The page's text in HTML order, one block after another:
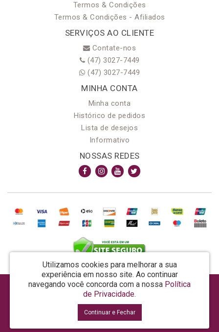
Termos & Condições
Termos & Condições - Afiliados
SERVIÇOS AO CLIENTE
Contate-nos
(47) 3027-7449
(47) 3027-7449
MINHA CONTA
Minha conta
Histórico de pedidos
Lista de desejos
Informativo
NOSSAS REDES
Utilizamos cookies para melhorar a sua
experiência em nosso site. Ao continuar
navegando você concorda com a nossa Política
de Privacidade.
Continuar e Fechar
AROMA & MAGIA MANUF DE PROD COSMECEUTICOS LTDA EPP - CNPJ: 81.362.295/0001-48
Rua da Prosperidade, 480 - Araquari - SC - CEP: 89245-000
La Vertuan © 2026